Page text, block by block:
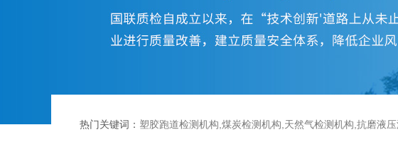
热门关键词： 塑胶跑道检测机构,煤炭检测机构,天然气检测机构,抗磨液压油检测,医疗器械检测,生物相容性检